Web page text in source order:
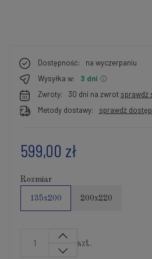
Dostępność:
na wyczerpaniu
Wysyłka w:
3 dni
Zwroty:
30 dni na zwrot sprawdź
Metody dostawy:
sprawdź
599,00 zł
Rozmiar
135x200 200x220
szt.